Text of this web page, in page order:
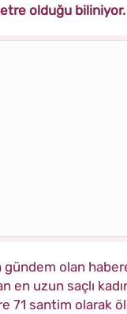
olduğu biliniyor.
gündem olan
en uzun saçlı
71 santim olarak